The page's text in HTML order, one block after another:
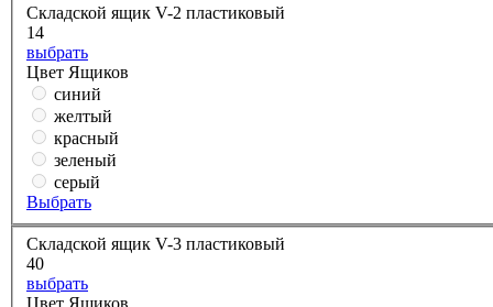
Складской ящик V-2 пластиковый
14
выбрать
Цвет Ящиков
синий
желтый
красный
зеленый
серый
Выбрать
Складской ящик V-3 пластиковый
40
выбрать
Цвет Ящиков